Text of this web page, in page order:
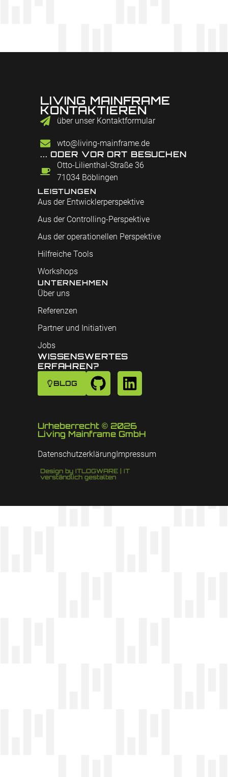
LIVING MAINFRAME
KONTAKTIEREN
über unser Kontaktformular
wto@living-mainframe.de
... ODER VOR ORT BESUCHEN
Otto-Lilienthal-Straße 36
71034 Böblingen
LEISTUNGEN
Aus der Entwicklerperspektive
Aus der Controlling-Perspektive
Aus der operationellen Perspektive
Hilfreiche Tools
Workshops
UNTERNEHMEN
Über uns
Referenzen
Partner und Initiativen
Jobs
WISSENSWERTES
ERFAHREN?
BLOG
Urheberrecht © 2026
Living Mainframe GmbH
DatenschutzerklärungImpressum
Design by ITLOGWARE | IT
verständlich gestalten